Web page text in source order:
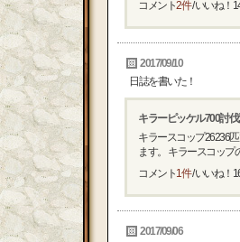
コメント2件/ いいね！
2017/09/10
日誌を書いた！
キラーピッケル700討
キラースコップ26236
ます。 キラースコップ
コメント1件/ いいね！
2017/09/06